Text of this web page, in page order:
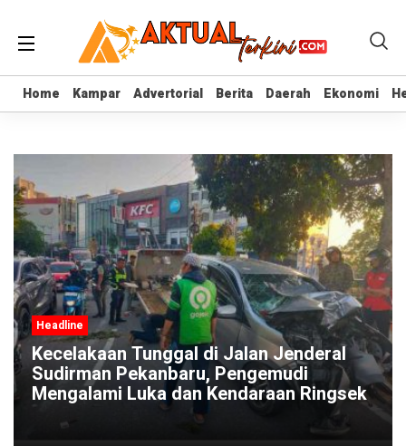
Home Kampar Advertorial Berita Daerah Ekonomi
Home Kampar Advertorial Berita Daerah Ekonomi
Jenderal
Ringsek
Headline
Rapat Banggar DPRD Riau
Pimpinan Dewan dan Anggota
Baku Hantam